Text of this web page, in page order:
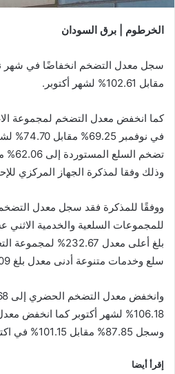
الخرطوم | برق السودان
مقابل 102.61% لشهر أكتوبر.
كما انخفض معدل التضخم لمجموعة
في
وذلك وفقا لمذكرة الجهاز المركزي
ووفقًا للمذكرة فقد سجل معدل
بلغ أعلى معدل
سلع وخدمات متنوعة أدنى معدل بلغ 56.09%.
106.18% لشهر أكتوبر كما انخفض
وسجل 87.85% مقابل 101.15% في اكتوبر الماضي.
إقرأ أيضا